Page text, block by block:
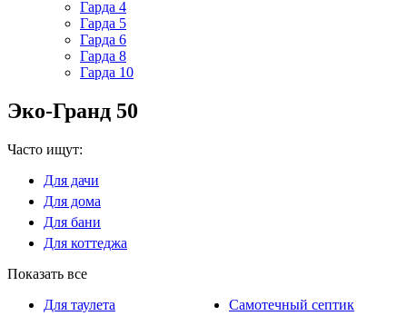
Гарда 4
Гарда 5
Гарда 6
Гарда 8
Гарда 10
Эко-Гранд 50
Часто ищут:
Для дачи
Для дома
Для бани
Для коттеджа
Показать все
Для таулета
Самотечный септик